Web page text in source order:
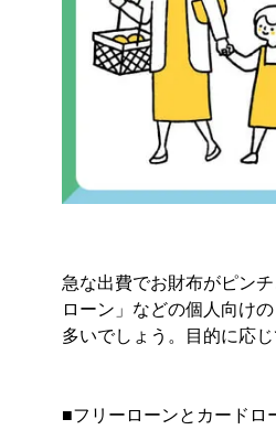
急な出費でお財布がピン
ローン」などの個人向け
多いでしょう。目的に応
■フリーローンとカードロ